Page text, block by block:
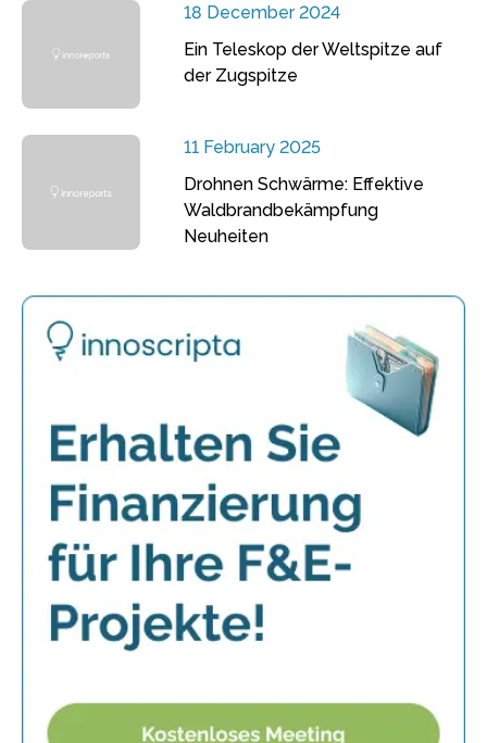
18 December 2024
Ein Teleskop der Weltspitze auf
der Zugspitze
11 February 2025
Drohnen Schwärme: Effektive
Waldbrandbekämpfung
Neuheiten